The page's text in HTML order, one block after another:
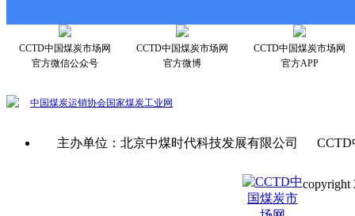
CCTD中国煤炭市场网
官方微信公众号
CCTD中国煤炭市场网
官方微博
CCTD中国煤炭市场网
官方APP
中国煤炭运销协会国家煤炭工业网
主办单位：北京中煤时代科技发展有限公司
copyright